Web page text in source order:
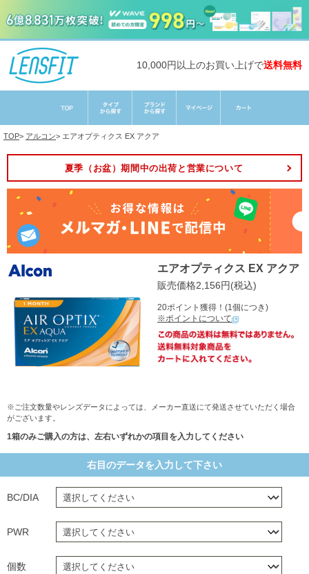
10,000円以上のお買い上げで送料無料
TOP> アルコン> エアオプティクス EX アクア
夏季（お盆）期間中の出荷と営業について
エアオプティクス EX アクア
販売価格2,156円(税込)
20ポイント獲得！(1個につき)
※ポイントについて
※ご注文数量やレンズデータによっては、メーカー直送にて発送させていただく場合
がございます。
1箱のみご購入の方は、左右いずれかの項目を入力してください
右目のデータを入力して下さい
BC/DIA
PWR
個数